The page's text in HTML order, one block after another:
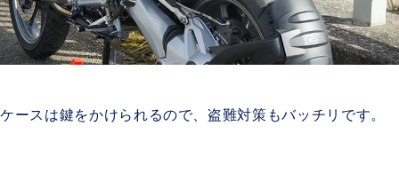
ケースは鍵をかけられるので、盗難対策もバッチリです。